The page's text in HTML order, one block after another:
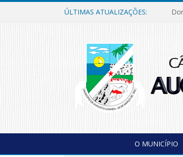
ÚLTIMAS ATUALIZAÇÕES:
O MUNICÍPIO